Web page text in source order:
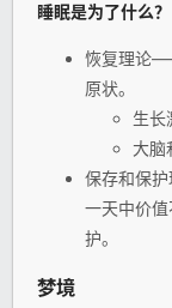
睡眠是为了什么？
恢复理论
原状。
生长
大脑
保存和保
一天中价
护。
梦境